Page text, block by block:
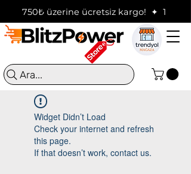
750₺ üzerine ücretsiz kargo!  ✦
Ara...
Widget Didn’t Load
Check your internet and refresh
this page.
If that doesn’t work, contact us.